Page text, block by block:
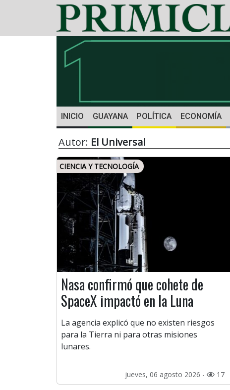
INICIO GUAYANA POLÍTICA ECONOMÍA
Autor: El Universal
CIENCIA Y TECNOLOGÍA
Nasa confirmó que cohete de
SpaceX impactó en la Luna
La agencia explicó que no existen riesgos
para la Tierra ni para otras misiones
lunares.
jueves, 06 agosto 2026 - 17